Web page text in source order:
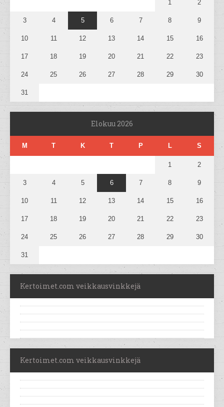
1 2
3 4 5 6 7 8 9
10 11 12 13 14 15 16
17 18 19 20 21 22 23
24 25 26 27 28 29 30
31
Elokuu 2026
M T K T P L S
1 2
3 4 5 6 7 8 9
10 11 12 13 14 15 16
17 18 19 20 21 22 23
24 25 26 27 28 29 30
31
Kertoimet.com veikkausvinkkejä
Kertoimet.com veikkausvinkkejä